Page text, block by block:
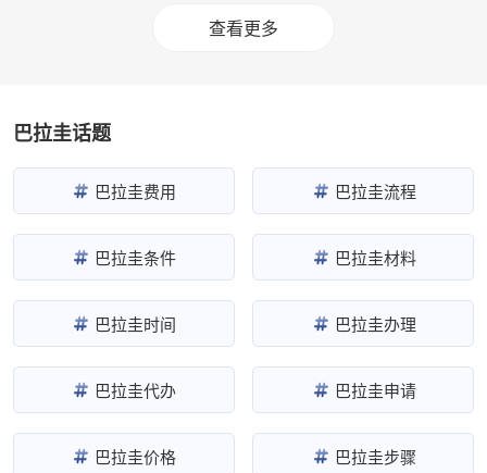
查看更多
巴拉圭话题
巴拉圭费用 巴拉圭流程
巴拉圭条件 巴拉圭材料
巴拉圭时间 巴拉圭办理
巴拉圭代办 巴拉圭申请
巴拉圭价格 巴拉圭步骤